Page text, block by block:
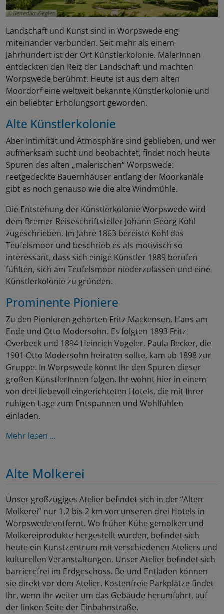
Benedikt Ziegler
Landschaft und Kunst sind in Worpswede eng
miteinander verbunden. Seit mehr als einem
Jahrhundert ist der Ort Künstlerkolonie. MalerInnen
entdeckten den Reiz der Landschaft und machten
Worpswede berühmt. Heute ist aus dem alten
Moordorf eine weltweit bekannte Künstlerkolonie und
ein beliebter Erholungsort geworden.
Alte Künstlerkolonie
Aber Intimität und Atmosphäre sind geblieben, und wer
aufmerksam sucht und beobachtet, findet noch heute
Spuren des alten „malerischen“ Worpswede:
reetgedeckte Bauernhäuser entlang der Moorkanäle
gibt es noch genauso wie die alte Windmühle.
Die Entstehung der Künstlerkolonie Worpswede wird
dem Bremer Reiseschriftsteller Johann Georg Kohl
zugeschrieben. Im Jahre 1863 bereiste Kohl das
Teufelsmoor und beschrieb es als motivisch so
interessant, dass sich einige Künstler 1889 berufen
fühlten, sich am Teufelsmoor niederzulassen und eine
Künstlerkolonie zu gründen.
Prominente Pioniere
Zu den Pionieren gehörten Fritz Mackensen, Hans am
Ende und Otto Modersohn. Es folgten 1893 Fritz
Overbeck und 1894 Heinrich Vogeler. Paula Becker, die
1901 Otto Modersohn heiraten sollte, kam ab 1898 zur
Gruppe. In Worpswede könnt Ihr den Spuren dieser
großen KünstlerInnen folgen. Ihr wohnt hier in einem
von drei liebevoll eingerichteten Hotels, die mit Ihrer
ruhigen Lage zum Entspannen und Wohlfühlen
einladen.
Mehr lesen ...
Alte Molkerei
Unser großzügiges Atelier befindet sich in der “Alten
Molkerei” nur 1,2 bis 2 km von unseren drei Hotels in
Worpswede entfernt. Wo früher Kühe gemolken und
Molkereiprodukte hergestellt wurden, befindet sich
heute ein Kunstzentrum mit verschiedenen Ateliers und
kulturellen Veranstaltungen. Unser Atelier befindet sich
barrierefrei im Erdgeschoss. Be-und Entladen können
sie direkt vor dem Atelier. Kostenfreie Parkplätze findet
Ihr, wenn Ihr weiter um das Gebäude herumfahrt, auf
der linken Seite der Einbahnstraße.